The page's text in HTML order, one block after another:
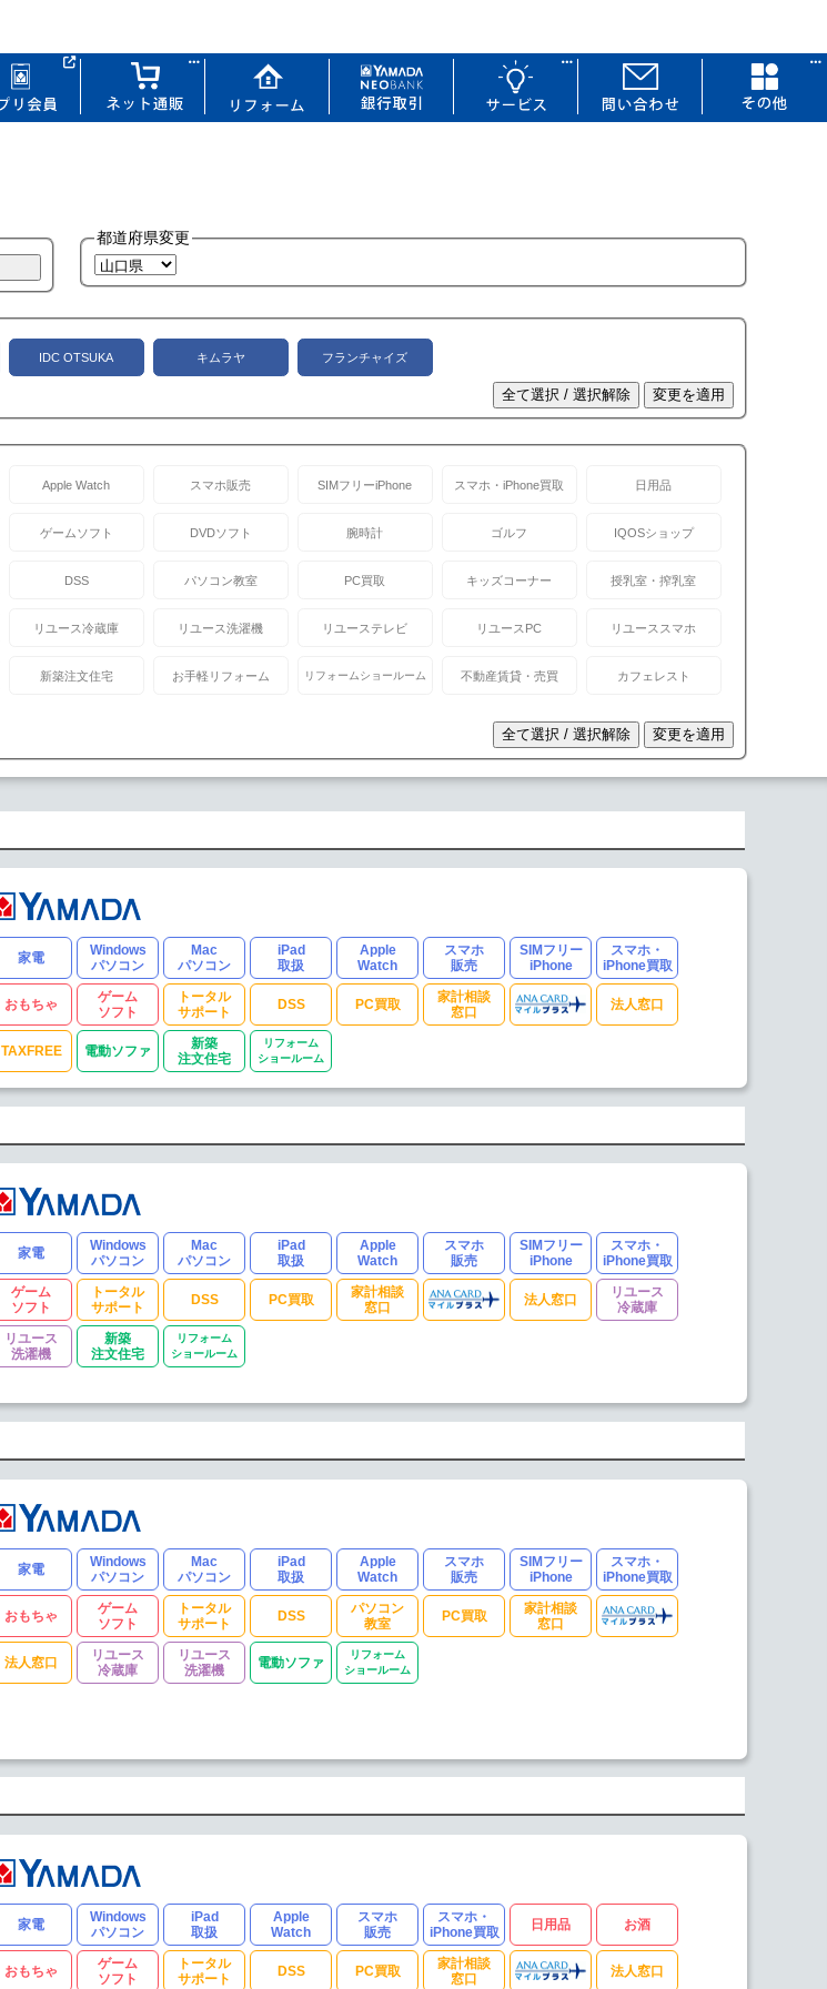
都道府県変更
IDC OTSUKA キムラヤ フランチャイズ
Apple Watch スマホ販売 SIMフリーiPhone スマホ・iPhone買取 日用品
ゲームソフト DVDソフト 腕時計 ゴルフ IQOSショップ
DSS パソコン教室 PC買取 キッズコーナー 授乳室・搾乳室
リユース冷蔵庫 リユース洗濯機 リユーステレビ リユースPC リユーススマホ
新築注文住宅 お手軽リフォーム リフォームショールーム 不動産賃貸・売買 カフェレスト
家電
Windows
パソコン
Mac
パソコン
iPad
取扱
Apple
Watch
スマホ
販売
SIMフリー
iPhone
スマホ・
iPhone買取
おもちゃ
ゲーム
ソフト
トータル
サポート
DSS PC買取
家計相談
窓口
法人窓口
TAXFREE 電動ソファ
新築
注文住宅
リフォーム
ショールーム
家電
Windows
パソコン
Mac
パソコン
iPad
取扱
Apple
Watch
スマホ
販売
SIMフリー
iPhone
スマホ・
iPhone買取
ゲーム
ソフト
トータル
サポート
DSS PC買取
家計相談
窓口
法人窓口
リユース
冷蔵庫
リユース
洗濯機
新築
注文住宅
リフォーム
ショールーム
家電
Windows
パソコン
Mac
パソコン
iPad
取扱
Apple
Watch
スマホ
販売
SIMフリー
iPhone
スマホ・
iPhone買取
おもちゃ
ゲーム
ソフト
トータル
サポート
DSS
パソコン
教室
PC買取
家計相談
窓口
法人窓口
リユース
冷蔵庫
リユース
洗濯機
電動ソファ
リフォーム
ショールーム
家電
Windows
パソコン
iPad
取扱
Apple
Watch
スマホ
販売
スマホ・
iPhone買取
日用品 お酒
おもちゃ
ゲーム
ソフト
トータル
サポート
DSS PC買取
家計相談
窓口
法人窓口